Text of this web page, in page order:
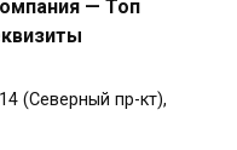
— Топ
(Северный пр-кт),